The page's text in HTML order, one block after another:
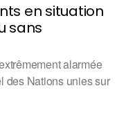
en situation
sans
alarmée
des Nations unies sur